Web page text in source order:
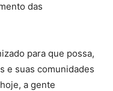
das
para que possa,
e suas comunidades
a gente